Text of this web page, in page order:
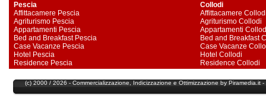
Pescia
Affittacamere Pescia
Agriturismo Pescia
Appartamenti Pescia
Bed and Breakfast Pescia
Case Vacanze Pescia
Hotel Pescia
Residence Pescia
Collodi
Affittacamere
Agriturismo Collodi
Appartamenti
Bed and Breakfast
Case Vacanze
Hotel Collodi
Residence Collodi
(c) 2000 / 2026 - Commercializzazione, Indicizzazione e Ottimizzazione by Piramedia .it